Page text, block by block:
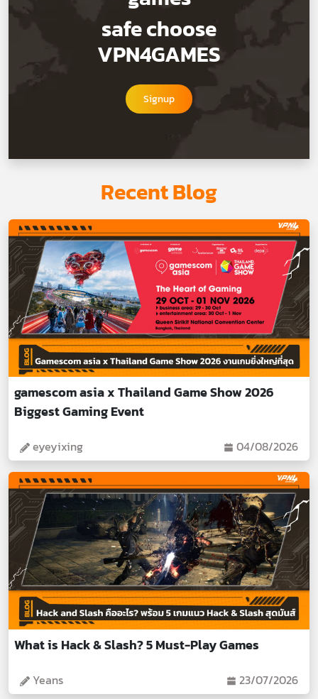
safe choose
VPN4GAMES
Signup
Recent Blog
gamescom asia x Thailand Game Show 2026
Biggest Gaming Event
eyeyixing 04/08/2026
What is Hack & Slash? 5 Must-Play Games
Yeans 23/07/2026